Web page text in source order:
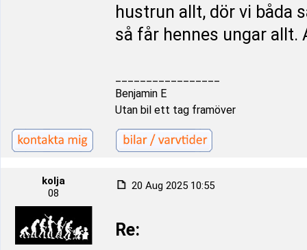
hustrun allt, dör vi båda
så får hennes ungar
Benjamin E
Utan bil ett tag framöver
kolja
08
20 Aug 2025 10:55
Re: